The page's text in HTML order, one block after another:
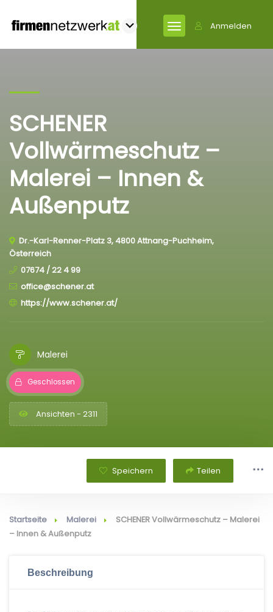
Anmelden
SCHENER
Vollwärmeschutz –
Malerei – Innen &
Außenputz
Dr.-Karl-Renner-Platz 3, 4800 Attnang-Puchheim,
Österreich
07674 / 22 4 99
office@schener.at
https://www.schener.at/
Malerei
Geschlossen
Ansichten - 2311
Speichern Teilen
Startseite Malerei
SCHENER Vollwärmeschutz – Malerei
– Innen & Außenputz
Beschreibung